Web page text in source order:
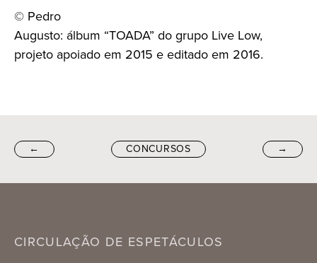
© Pedro
Augusto: álbum “TOADA” do grupo Live Low,
projeto apoiado em 2015 e editado em 2016.
← CONCURSOS →
CIRCULAÇÃO DE ESPETÁCULOS